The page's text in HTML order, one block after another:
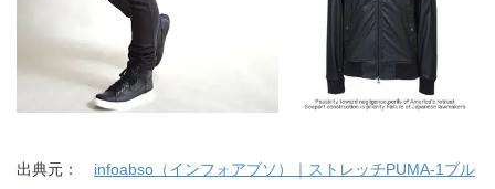
出典元： infoabso（インフォアブソ）｜ストレッチPUMA-1ブル